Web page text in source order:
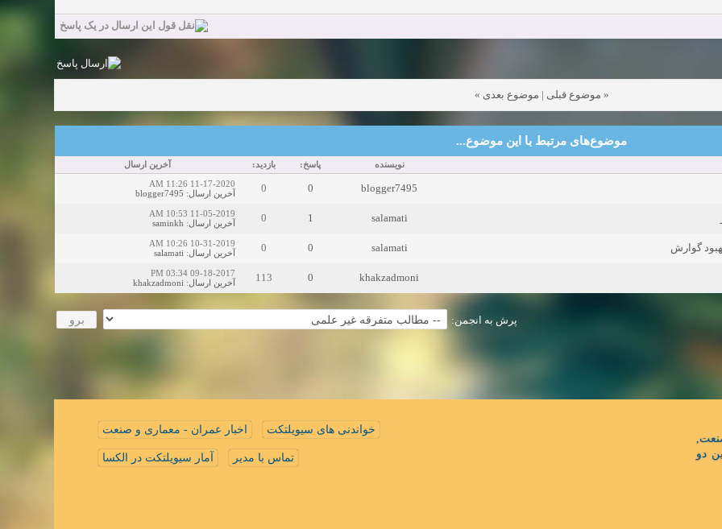
« موضوع قبلی | موضوع بعدی »
موضوع‌های مرتبط با این موضوع...
نویسنده پاسخ: بازدید: آخرین ارسال
blogger7495
0
0
11-17-2020 11:26 AM
آخرین ارسال:
blogger7495
salamati
1
0
11-05-2019 10:53 AM
آخرین ارسال:
saminkh
گوارش salamati
0
0
10-31-2019 10:26 AM
آخرین ارسال:
salamati
khakzadmoni
0
113
09-18-2017 03:34 PM
آخرین ارسال:
khakzadmoni
پرش به انجمن:
دو
خواندنی های سیویلتکت اخبار عمران - معماری و صنعت
تماس با مدیر آمار سیویلتکت در الکسا